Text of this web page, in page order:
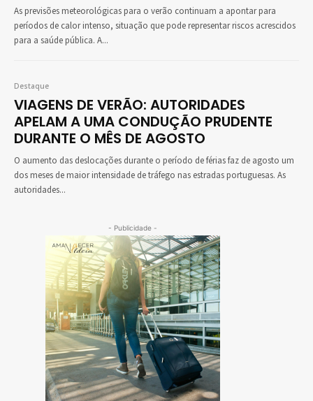
As previsões meteorológicas para o verão continuam a apontar para
períodos de calor intenso, situação que pode representar riscos acrescidos
para a saúde pública. A...
Destaque
VIAGENS DE VERÃO: AUTORIDADES
APELAM A UMA CONDUÇÃO PRUDENTE
DURANTE O MÊS DE AGOSTO
O aumento das deslocações durante o período de férias faz de agosto um
dos meses de maior intensidade de tráfego nas estradas portuguesas. As
autoridades...
- Publicidade -